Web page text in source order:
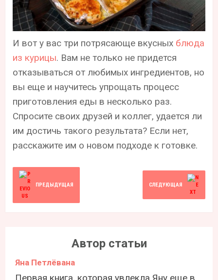
И вот у вас три потрясающе вкусных блюда
из курицы. Вам не только не придется
отказываться от любимых ингредиентов, но
вы еще и научитесь упрощать процесс
приготовления еды в несколько раз.
Спросите своих друзей и коллег, удается ли
им достичь такого результата? Если нет,
расскажите им о новом подходе к готовке.
ПРЕДЫДУЩАЯ СЛЕДУЮЩАЯ
Автор статьи
Яна Петлёвана
Первая книга, которая увлекла Яну еще в